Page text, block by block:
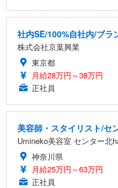
社内SE/100%自社内/ブラ
株式会社京葉興業
東京都
月給28万円～38万円
正社員
美容師・スタイリスト/セ
Umineko美容室 センター北
神奈川県
月給25万円～63万円
正社員